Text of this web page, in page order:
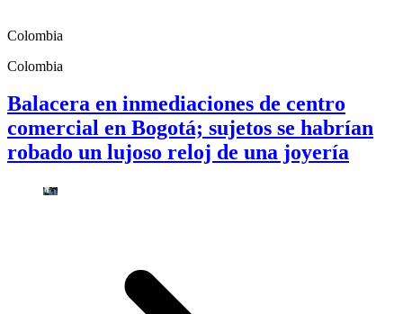
Colombia
Colombia
Balacera en inmediaciones de centro
comercial en Bogotá; sujetos se habrían
robado un lujoso reloj de una joyería